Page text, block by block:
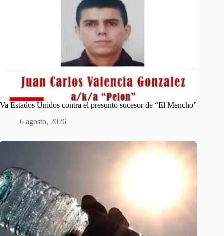
Va Estados Unidos contra el presunto sucesor de “El Mencho”
6 agosto, 2026